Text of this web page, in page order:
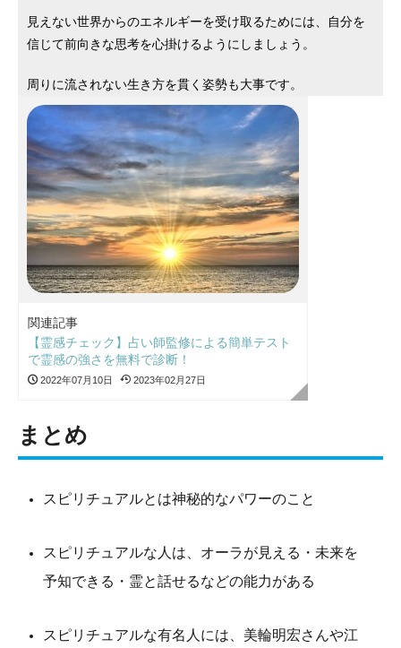
見えない世界からのエネルギーを受け取るためには、自分を
信じて前向きな思考を心掛けるようにしましょう。
周りに流されない生き方を貫く姿勢も大事です。
関連記事
【霊感チェック】占い師監修による簡単テスト
で霊感の強さを無料で診断！
2022年07月10日 2023年02月27日
まとめ
スピリチュアルとは神秘的なパワーのこと
スピリチュアルな人は、オーラが見える・未来を
予知できる・霊と話せるなどの能力がある
スピリチュアルな有名人には、美輪明宏さんや江